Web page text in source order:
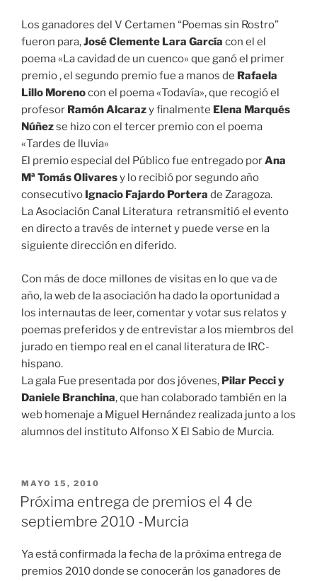
Los ganadores del V Certamen “Poemas sin Rostro”
fueron para,José Clemente Lara García con el el
poema «La cavidad de un cuenco» que ganó el primer
premio , el segundo premio fue a manos de Rafaela
Lillo Morenocon el poema «Todavía», que recogió el
profesor Ramón Alcarazy finalmente Elena Marqués
Núñezse hizo con el tercer premio con el poema
«Tardes de lluvia»
El premio especial del Público fue entregado porAna
Mª Tomás Olivaresy lo recibió por segundo año
consecutivo Ignacio Fajardo Portera de Zaragoza.
La Asociación Canal Literatura retransmitió el evento
en directo a través de internet y puede verse en la
siguiente dirección en diferido.
Con más de doce millones de visitas en lo que va de
año, la web de la asociación ha dado la oportunidad a
los internautas de leer, comentar y votar sus relatos y
poemas preferidos y de entrevistar a los miembros del
jurado en tiempo real en el canal literatura de IRC-
hispano.
La gala Fue presentada por dos jóvenes, Pilar Pecci y
Daniele Branchina, que han colaborado también en la
web homenaje a Miguel Hernández realizada junto a los
alumnos del instituto Alfonso X El Sabio de Murcia.
PUBLICADO
EL
MAYO 15, 2010
Próxima entrega de premios el 4 de
septiembre 2010 -Murcia
Ya está confirmada la fecha de la próxima entrega de
premios 2010 donde se conocerán los ganadores de